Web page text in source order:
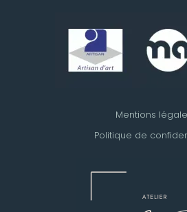
Mentions
Politique de